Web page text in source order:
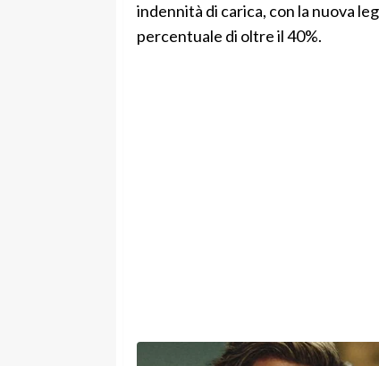
indennità di carica, con la nuova
percentuale di oltre il 40%.